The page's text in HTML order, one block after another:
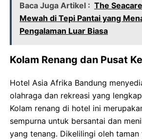
Baca Juga Artikel : The
Mewah di Tepi Pantai yang
Pengalaman Luar Biasa
Kolam Renang dan Pusat
Hotel Asia Afrika Bandung
olahraga dan rekreasi yang
Kolam renang di hotel ini
sempurna untuk bersantai dan
yang tenang. Dikelilingi oleh taman